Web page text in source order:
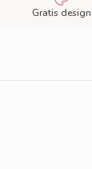
Gratis design